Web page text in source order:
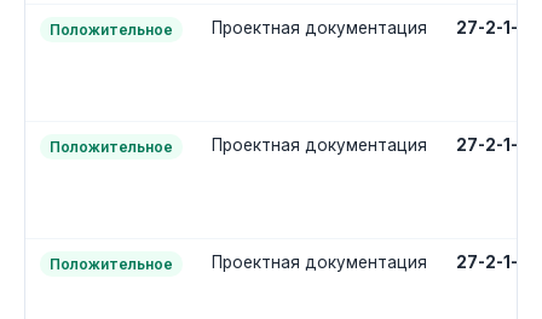
Положительное Проектная документация 27-2-1-
Положительное Проектная документация 27-2-1-
Положительное Проектная документация 27-2-1-